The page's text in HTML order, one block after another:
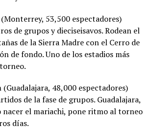
(Monterrey, 53,500 espectadores)
de grupos y dieciseisavos. Rodean el
de la Sierra Madre con el Cerro de
de fondo. Uno de los estadios más
48,000 espectadores)
de la fase de grupos. Guadalajara,
nacer el mariachi, pone ritmo al torneo
días.